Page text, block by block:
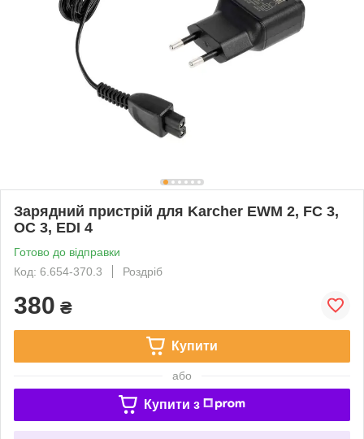
Зарядний пристрій для Karcher EWM 2, FC 3,
ОС 3, EDI 4
Готово до відправки
Код: 6.654-370.3
Роздріб
380 ₴
Купити
або
Купити з